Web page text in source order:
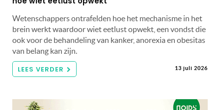
Wetenschappers ontrafelden hoe het mechanisme in het
brein werkt waardoor wiet eetlust opwekt, een vondst die
ook voor de behandeling van kanker, anorexia en obesitas
van belang kan zijn.
LEES VERDER 13 juli 2026